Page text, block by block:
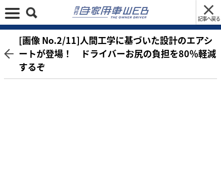
記事へ戻る
[画像 No.2/11]人間工学に基づいた設計のエアシ
ートが登場！ ドライバーお尻の負担を80％軽減
するぞ